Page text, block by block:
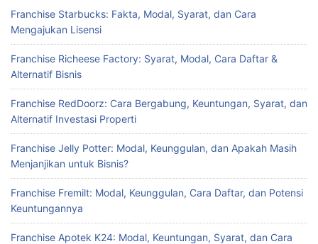
Franchise Starbucks: Fakta, Modal, Syarat, dan Cara
Mengajukan Lisensi
Franchise Richeese Factory: Syarat, Modal, Cara Daftar &
Alternatif Bisnis
Franchise RedDoorz: Cara Bergabung, Keuntungan, Syarat, dan
Alternatif Investasi Properti
Franchise Jelly Potter: Modal, Keunggulan, dan Apakah Masih
Menjanjikan untuk Bisnis?
Franchise Fremilt: Modal, Keunggulan, Cara Daftar, dan Potensi
Keuntungannya
Franchise Apotek K24: Modal, Keuntungan, Syarat, dan Cara